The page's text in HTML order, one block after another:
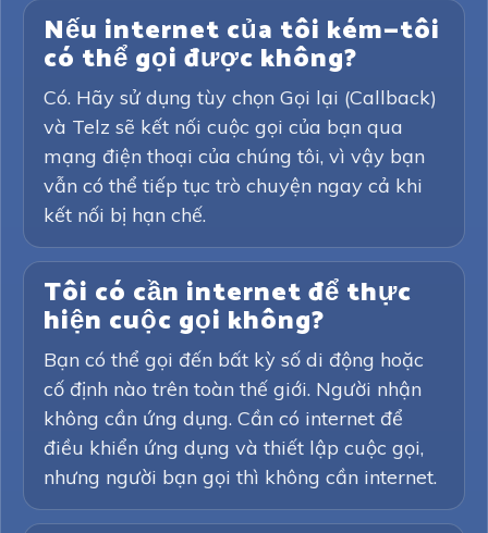
Nếu internet của tôi kém—tôi
có thể gọi được không?
Có. Hãy sử dụng tùy chọn Gọi lại (Callback)
và Telz sẽ kết nối cuộc gọi của bạn qua
mạng điện thoại của chúng tôi, vì vậy bạn
vẫn có thể tiếp tục trò chuyện ngay cả khi
kết nối bị hạn chế.
Tôi có cần internet để thực
hiện cuộc gọi không?
Bạn có thể gọi đến bất kỳ số di động hoặc
cố định nào trên toàn thế giới. Người nhận
không cần ứng dụng. Cần có internet để
điều khiển ứng dụng và thiết lập cuộc gọi,
nhưng người bạn gọi thì không cần internet.